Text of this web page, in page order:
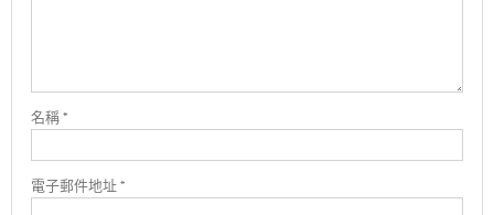
名稱*
電子郵件地址*